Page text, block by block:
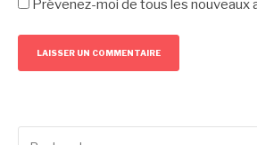
Prévenez-moi de tous les nouveaux